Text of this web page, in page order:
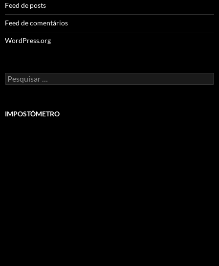
Feed de posts
Feed de comentários
WordPress.org
Pesquisar
por:
IMPOSTÔMETRO